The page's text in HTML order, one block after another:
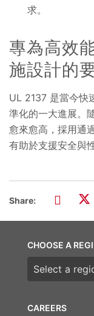
求。
專為高效
施設計的
UL 2137 是當今快
準化的一大進展。
愈來愈高，採用通
有助於支援安全與
Share:
CAREERS
CHOOSE A
Choose a